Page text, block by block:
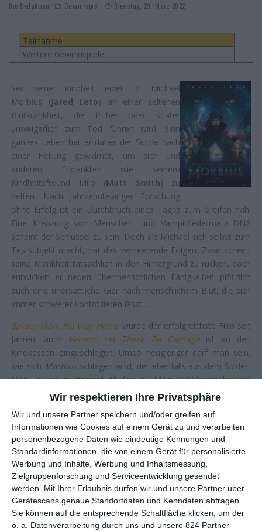
Wir respektieren Ihre Privatsphäre
Wir und unsere Partner speichern und/oder greifen auf
Informationen wie Cookies auf einem Gerät zu und verarbeiten
personenbezogene Daten wie eindeutige Kennungen und
Standardinformationen, die von einem Gerät für personalisierte
Werbung und Inhalte, Werbung und Inhaltsmessung,
Zielgruppenforschung und Serviceentwicklung gesendet
werden. Mit Ihrer Erlaubnis dürfen wir und unsere Partner über
Gerätescans genaue Standortdaten und Kenndaten abfragen.
Sie können auf die entsprechende Schaltfläche klicken, um der
o. a. Datenverarbeitung durch uns und unsere 824 Partner
Die Redaktion Gewinnspiel Dienstag, 29. März 2022
Teilnahme
Weitere Gewinnspiele
Seit seiner Kindheit leidet Dr. Michael
Morbius (Jared Leto) an einer seltenen
Blutkrankheit, die früher oder später
unweigerlich zum Tod führen wird. Sein
ganzes Leben hat er daher der Suche nach
einer Heilung gewidmet, um sich und
anderen Erkrankten wie seinem
Kindheitsfreund Milo (Matt Smith) zu
helfen. Nach jahrzehntelanger Forschung
ohne Erfolg ist ein Durchbruch eines Tages zum Greifen nah.
Eine Kreuzung von Menschen- und Vampirfledermaus-DNA
scheint der Schlüssel zu sein. Doch als Michael sich selbst zum
Testsubjekt macht, hat das verheerende Folgen. Zwar scheint
seine Krankheit tatsächlich in den Hintergrund zu rücken, doch
entwickelt er neben übermenschlichen Fähigkeiten plötzlich
auch eine unersättliche Gier nach menschlichem Blut, die sich
immer schwerer kontrollieren lässt…
Spider-Man: No Way Home wurde der erfolgreichste Film seit
Jahren, auch
Venom: Let There Be Carnageist an den
Kinokassen eingeschlagen. Umso neugieriger darf man sein,
wie sich Morbius schlagen wird, der ebenfalls aus dem Spider-
Man-Universum stammt. Ab dem 31. März 2022 könnt ihr euch
selbst ein Bild davon machen. Da muss natürlich ein neues
Gewinnspiel her: Wir verlosen zum Kinostart 2 Fanpakete, die
jeweils 2 Kinokarten sowie eine Thermoskanne enthalten.
Schickt uns einfach bis zum 31. März
2022 eine Nachricht über unser
spezielles Gewinnspiel-Formular, tragt
dort Name plus Anschrift ein* und
wählt das gewünschte Gewinnspiel